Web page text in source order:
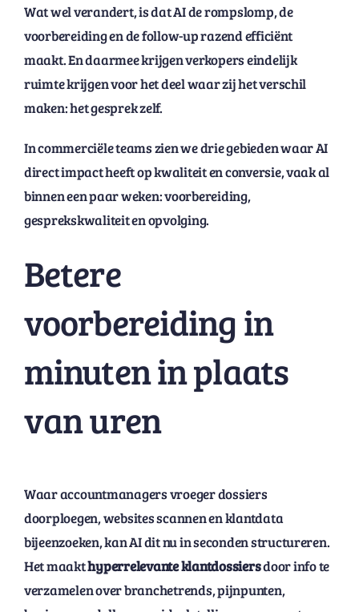
Wat wel verandert, is dat AI de rompslomp, de
voorbereiding en de follow-up razend efficiënt
maakt. En daarmee krijgen verkopers eindelijk
ruimte krijgen voor het deel waar zij het verschil
maken: het gesprek zelf.
In commerciële teams zien we drie gebieden waar AI
direct impact heeft op kwaliteit en conversie, vaak al
binnen een paar weken: voorbereiding,
gesprekskwaliteit en opvolging.
Betere
voorbereiding in
minuten in plaats
van uren
Waar accountmanagers vroeger dossiers
doorploegen, websites scannen en klantdata
bijeenzoeken, kan AI dit nu in seconden structureren.
Het maakthyperrelevante klantdossiersdoor info te
verzamelen over branchetrends, pijnpunten,